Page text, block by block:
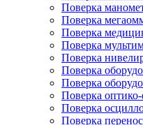
Поверка
Поверка
Поверка
Поверка
Поверка
Поверка
Поверка
Поверка
Поверка
Поверка